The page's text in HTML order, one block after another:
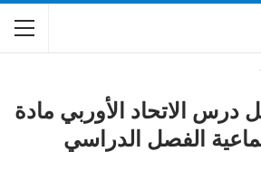
درس الاتحاد الأوربي مادة
الفصل الدراسي